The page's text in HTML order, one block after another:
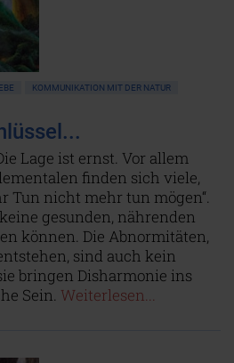
KOMMUNIKATION MIT DER NATUR
Lage ist ernst. Vor allem
finden sich viele,
Tun nicht mehr tun mögen“.
gesunden, nährenden
können. Die Abnormitäten,
sind auch kein
bringen Disharmonie ins
Sein. Weiterlesen...